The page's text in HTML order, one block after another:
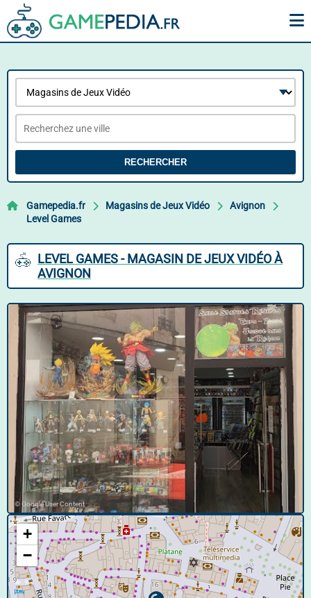
RECHERCHER
Gamepedia.fr Magasins de Jeux Vidéo
Avignon
Level Games
LEVEL GAMES - MAGASIN DE JEUX VIDÉO À
AVIGNON
© Google User Content
+
−